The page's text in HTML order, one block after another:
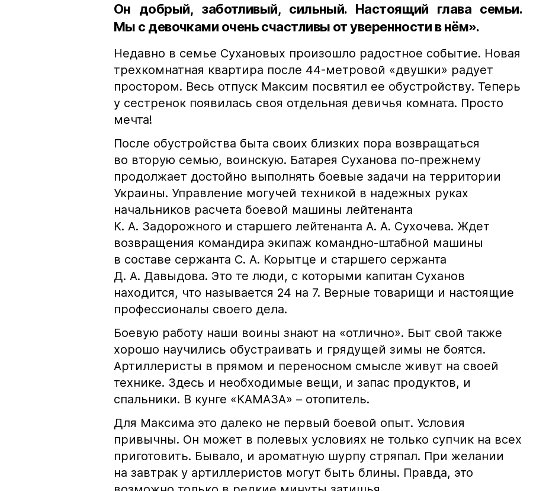
Он добрый, заботливый, сильный. Настоящий глава семьи.
Мы с девочками очень счастливы от уверенности в нём».
Недавно в семье Сухановых произошло радостное событие. Новая
трехкомнатная квартира после 44-метровой «двушки» радует
простором. Весь отпуск Максим посвятил ее обустройству. Теперь
у сестренок появилась своя отдельная девичья комната. Просто
мечта!
После обустройства быта своих близких пора возвращаться
во вторую семью, воинскую. Батарея Суханова по-прежнему
продолжает достойно выполнять боевые задачи на территории
Украины. Управление могучей техникой в надежных руках
начальников расчета боевой машины лейтенанта
К. А. Задорожного и старшего лейтенанта А. А. Сухочева. Ждет
возвращения командира экипаж командно-штабной машины
в составе сержанта С. А. Корытце и старшего сержанта
Д. А. Давыдова. Это те люди, с которыми капитан Суханов
находится, что называется 24 на 7. Верные товарищи и настоящие
профессионалы своего дела.
Боевую работу наши воины знают на «отлично». Быт свой также
хорошо научились обустраивать и грядущей зимы не боятся.
Артиллеристы в прямом и переносном смысле живут на своей
технике. Здесь и необходимые вещи, и запас продуктов, и
спальники. В кунге «КАМАЗА» – отопитель.
Для Максима это далеко не первый боевой опыт. Условия
привычны. Он может в полевых условиях не только супчик на всех
приготовить. Бывало, и ароматную шурпу стряпал. При желании
на завтрак у артиллеристов могут быть блины. Правда, это